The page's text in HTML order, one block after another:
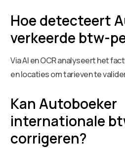
Hoe detecteert
verkeerde btw-
Via AI en OCR analyseert het
en locaties om tarieven te
Kan Autoboeker
internationale
corrigeren?